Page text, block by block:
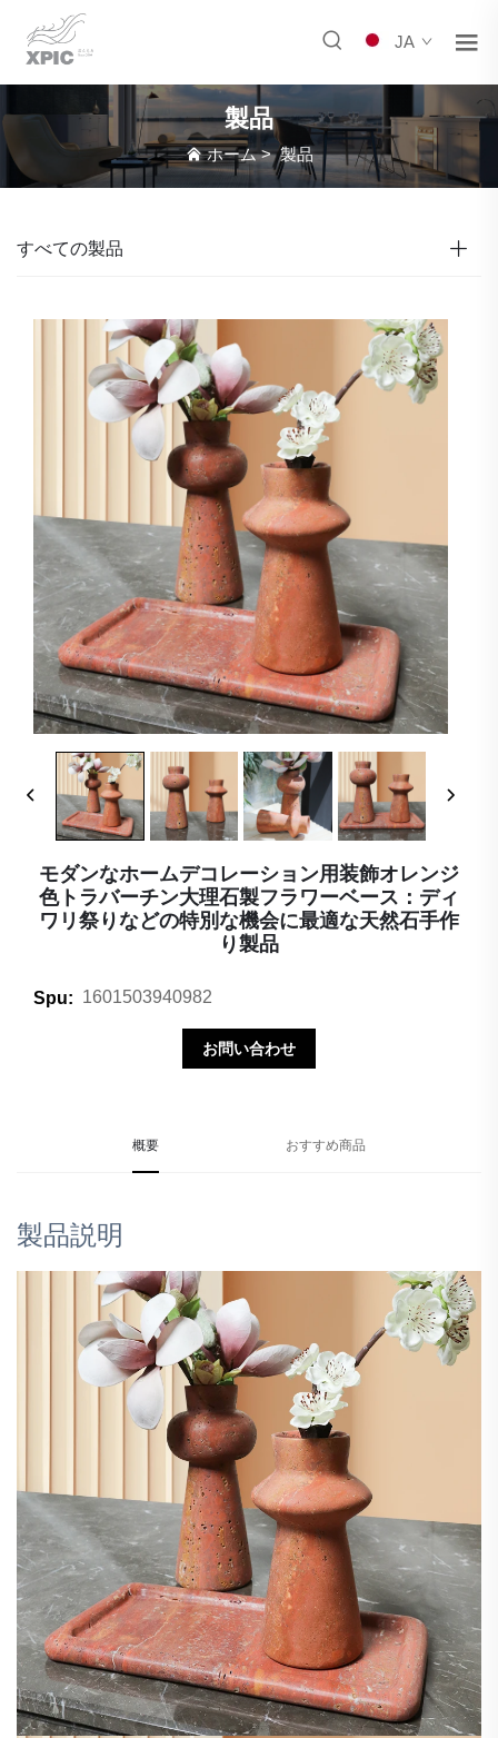
JA
製品
ホーム>製品
すべての製品
モダンなホームデコレーション用装飾オレンジ
色トラバーチン大理石製フラワーベース：ディ
ワリ祭りなどの特別な機会に最適な天然石手作
り製品
Spu: 1601503940982
お問い合わせ
概要 おすすめ商品
製品説明